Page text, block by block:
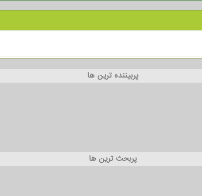
پربیننده ترین ها
پربحث ترین ها